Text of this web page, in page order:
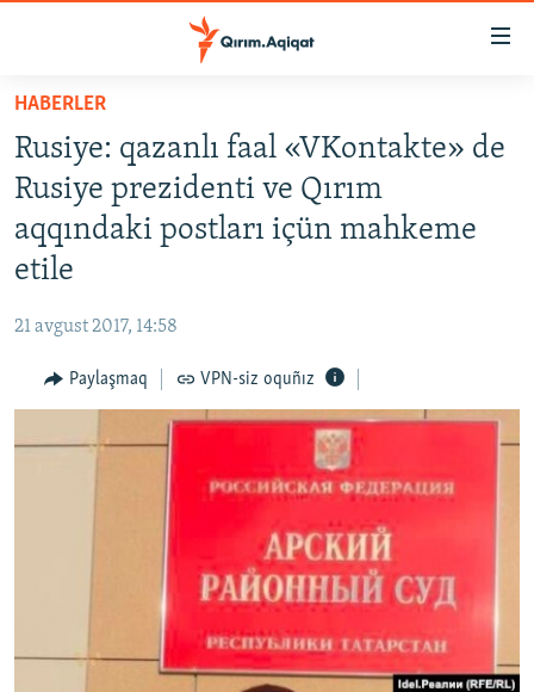
Esas
qaytmaq
Baş
navigatsiyağa
qaytmaq
Qıdıruvğa
SİYASET
İQTİSADİYAT
CEMİYET
İNSAN AQLARI
VİDEO
HABERLER
Rusiye: qazanlı faal «VKontakte» de
Rusiye prezidenti ve Qırım
aqqındaki postları içün mahkeme
etile
21 avgust 2017, 14:58
Paylaşmaq VPN-siz oquñız